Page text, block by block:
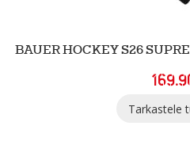
BAUER HOCKEY S26
Tarkastele